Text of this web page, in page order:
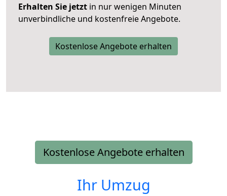
Erhalten Sie jetzt in nur wenigen Minuten
unverbindliche und kostenfreie Angebote.
Kostenlose Angebote erhalten
Kostenlose Angebote erhalten
Ihr Umzug